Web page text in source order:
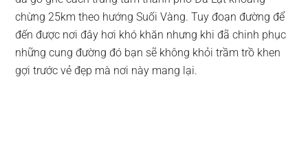
chừng 25km theo hướng Suối Vàng. Tuy đoạn đường để
đến được nơi đây hơi khó khăn nhưng khi đã chinh phục
những cung đường đó bạn sẽ không khỏi trầm trồ khen
gợi trước vẻ đẹp mà nơi này mang lại.